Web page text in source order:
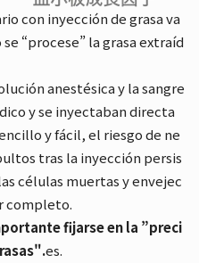
con inyección de grasa va
“procese” la grasa extraíd
anestésica y la sangre
y se inyectaban directa
y fácil, el riesgo de ne
tras la inyección persis
células muertas y envejec
completo.
fijarse en la ”preci
es.